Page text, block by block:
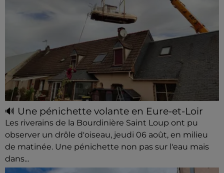
🔊 Une pénichette volante en Eure-et-Loir
Les riverains de la Bourdinière Saint Loup ont pu
observer un drôle d'oiseau, jeudi 06 août, en milieu
de matinée. Une pénichette non pas sur l'eau mais
dans...